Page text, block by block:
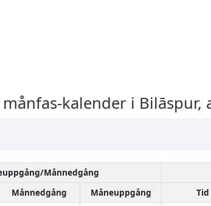
kalender i Bilāspur,
Månnedgång
Månnedgång Måneuppgång Tid